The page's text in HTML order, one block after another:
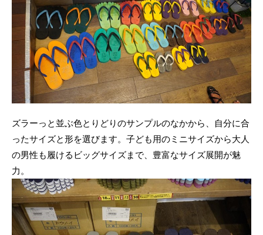
ズラーっと並ぶ色とりどりのサンプルのなかから、自分に合
ったサイズと形を選びます。子ども用のミニサイズから大人
の男性も履けるビッグサイズまで、豊富なサイズ展開が魅
力。